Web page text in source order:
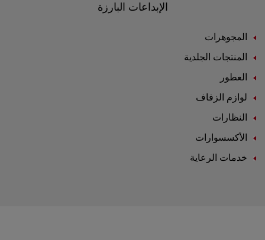
الإبداعات البارزة
المجوهرات
المنتجات الجلدية
العطور
لوازم الزفاف
النظارات
الأكسسوارات
خدمات الرعاية